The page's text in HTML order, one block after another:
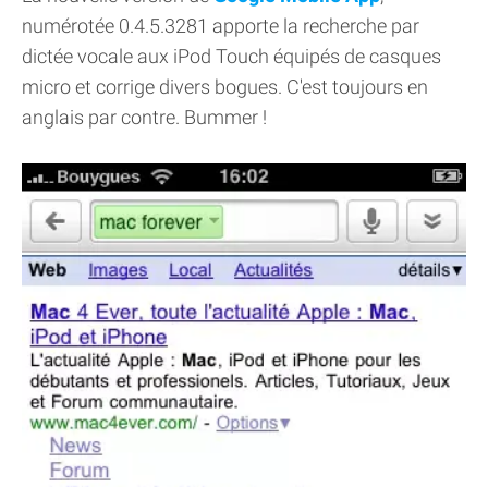
numérotée 0.4.5.3281 apporte la recherche par
dictée vocale aux iPod Touch équipés de casques
micro et corrige divers bogues. C'est toujours en
anglais par contre. Bummer !